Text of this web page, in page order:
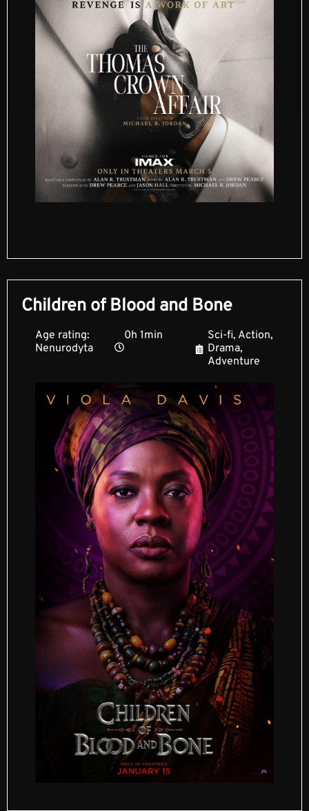
Children of Blood and Bone
Age rating:
Nenurodyta
0h 1min
Sci-fi, Action,
Drama,
Adventure